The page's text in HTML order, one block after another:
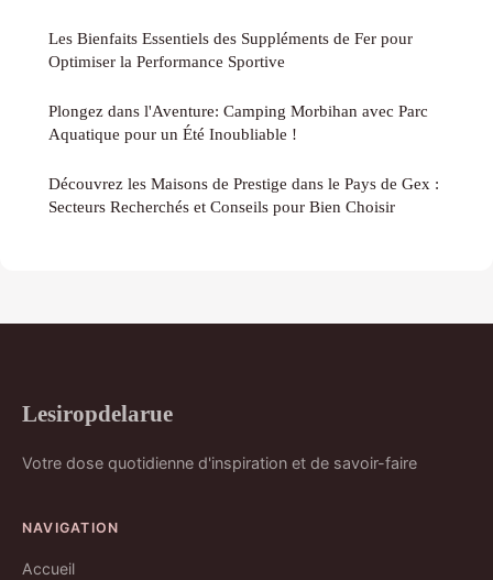
Les Bienfaits Essentiels des Suppléments de Fer pour
Optimiser la Performance Sportive
Plongez dans l'Aventure: Camping Morbihan avec Parc
Aquatique pour un Été Inoubliable !
Découvrez les Maisons de Prestige dans le Pays de Gex :
Secteurs Recherchés et Conseils pour Bien Choisir
Lesiropdelarue
Votre dose quotidienne d'inspiration et de savoir-faire
NAVIGATION
Accueil